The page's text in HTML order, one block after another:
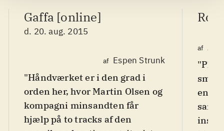
Gaffa [online]
d. 20. aug. 2015
af Espen Strunk
"Håndværket er i den grad i
orden her, hvor Martin Olsen og
kompagni minsandten får
hjælp på to tracks af den
af